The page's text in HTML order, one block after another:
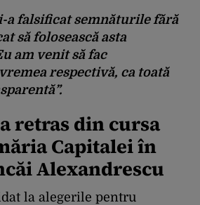
a falsificat semnăturile fără
să folosească asta
am venit să fac
respectivă, ca toată
retras din cursa
Capitalei în
Alexandrescu
la alegerile pentru